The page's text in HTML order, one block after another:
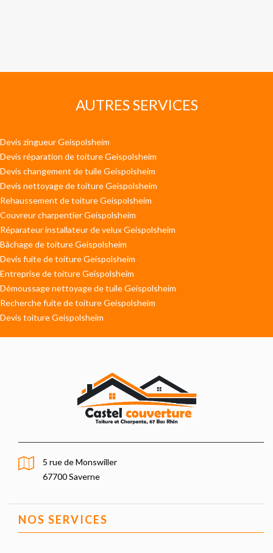
AUTRES SERVICES
Devis zingueur Geispolsheim
Devis réparation de toiture Geispolsheim
Devis changement de tuile Geispolsheim
Devis nettoyage de toiture Geispolsheim
Rehaussement de toiture Geispolsheim
Couvreur charpentier Geispolsheim
Réparateur installateur de velux Geispolsheim
Bâchage de toiture Geispolsheim
Devis fuite de toiture Geispolsheim
Entreprise de toiture Geispolsheim
Démoussage nettoyage de tuile Geispolsheim
Recherche fuite de toiture Geispolsheim
Devis toiture Geispolsheim
5 rue de Monswiller
67700 Saverne
NOS SERVICES